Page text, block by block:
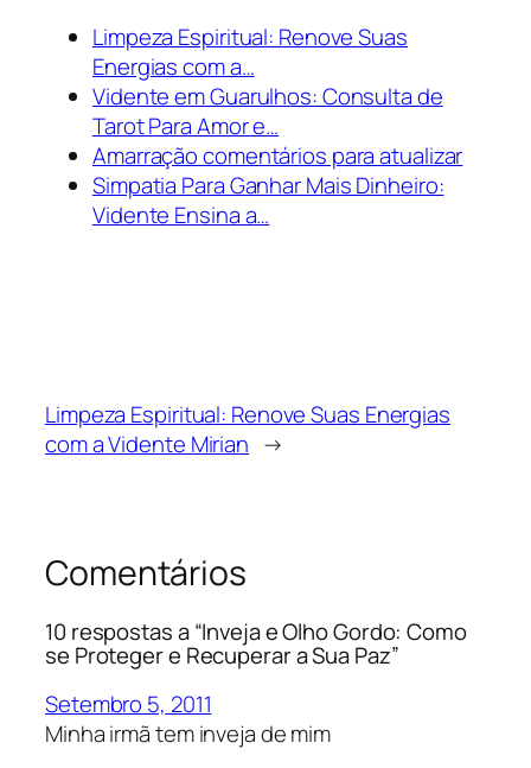
Limpeza Espiritual: Renove Suas
Energias com a…
Vidente em Guarulhos: Consulta de
Tarot Para Amor e…
Amarração comentários para atualizar
Simpatia Para Ganhar Mais Dinheiro:
Vidente Ensina a…
Limpeza Espiritual: Renove Suas Energias
com a Vidente Mirian →
Comentários
10 respostas a “Inveja e Olho Gordo: Como
se Proteger e Recuperar a Sua Paz”
Setembro 5, 2011
Minha irmã tem inveja de mim